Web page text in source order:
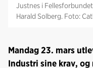
Justnes i
Harald Solberg. Foto:
Mandag 23. mars
Industri sine krav, og